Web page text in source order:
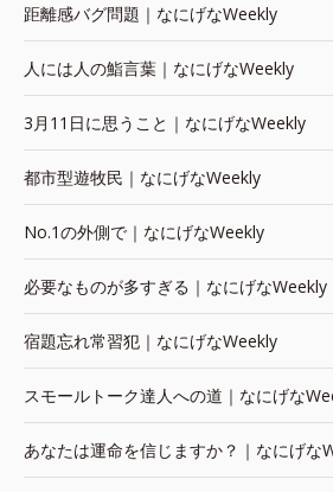
距離感バグ問題｜なにげなWeekly
人には人の鮨言葉｜なにげなWeekly
3月11日に思うこと｜なにげなWeekly
都市型遊牧民｜なにげなWeekly
No.1の外側で｜なにげなWeekly
必要なものが多すぎる｜なにげなWeekly
宿題忘れ常習犯｜なにげなWeekly
スモールトーク達人への道｜なにげな
あなたは運命を信じますか？｜なにげな